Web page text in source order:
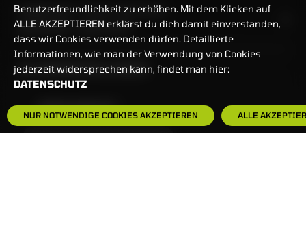
BANKEINSTELLUNGEN
HÄUFIG GESUCHT:
HANDELSZEIT
MO-FR: 7:30-23 UHR
ZERTIFIKATE
8:00-22 UHR
Benutzerfreundlichkeit zu erhöhen. Mit dem Klicken auf
ALLE AKZEPTIEREN erklärst du dich damit einverstanden,
dass wir Cookies verwenden dürfen. Detaillierte
Informationen, wie man der Verwendung von Cookies
jederzeit widersprechen kann, findet man hier:
DATENSCHUTZ
NUR NOTWENDIGE COOKIES AKZEPTIEREN ALLE